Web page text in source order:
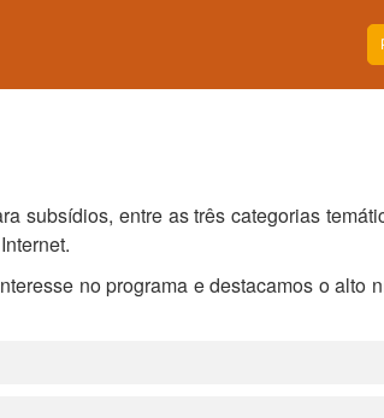
subsídios, entre as três categorias
no programa e destacamos o alto